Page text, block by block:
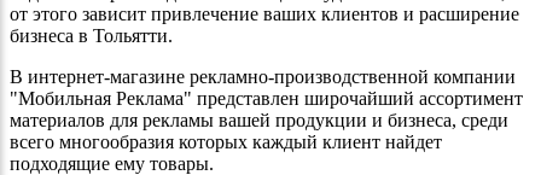
от этого зависит привлечение ваших клиентов и расширение
бизнеса в Тольятти.
В интернет-магазине рекламно-производственной компании
"Мобильная Реклама" представлен широчайший ассортимент
материалов для рекламы вашей продукции и бизнеса, среди
всего многообразия которых каждый клиент найдет
подходящие ему товары.